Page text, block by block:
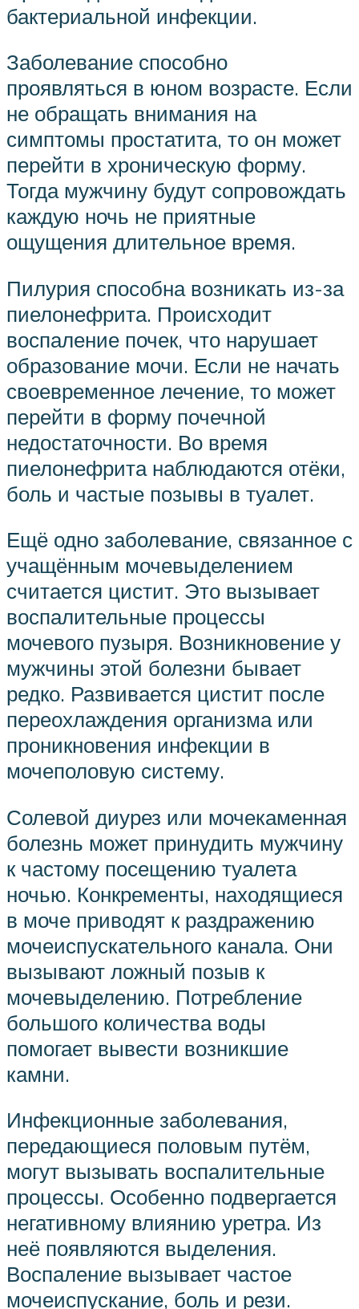
бактериальной инфекции.
Заболевание способно
проявляться в юном возрасте. Если
не обращать внимания на
симптомы простатита, то он может
перейти в хроническую форму.
Тогда мужчину будут сопровождать
каждую ночь не приятные
ощущения длительное время.
Пилурия способна возникать из-за
пиелонефрита. Происходит
воспаление почек, что нарушает
образование мочи. Если не начать
своевременное лечение, то может
перейти в форму почечной
недостаточности. Во время
пиелонефрита наблюдаются отёки,
боль и частые позывы в туалет.
Ещё одно заболевание, связанное с
учащённым мочевыделением
считается цистит. Это вызывает
воспалительные процессы
мочевого пузыря. Возникновение у
мужчины этой болезни бывает
редко. Развивается цистит после
переохлаждения организма или
проникновения инфекции в
мочеполовую систему.
Солевой диурез или мочекаменная
болезнь может принудить мужчину
к частому посещению туалета
ночью. Конкременты, находящиеся
в моче приводят к раздражению
мочеиспускательного канала. Они
вызывают ложный позыв к
мочевыделению. Потребление
большого количества воды
помогает вывести возникшие
камни.
Инфекционные заболевания,
передающиеся половым путём,
могут вызывать воспалительные
процессы. Особенно подвергается
негативному влиянию уретра. Из
неё появляются выделения.
Воспаление вызывает частое
мочеиспускание, боль и рези.